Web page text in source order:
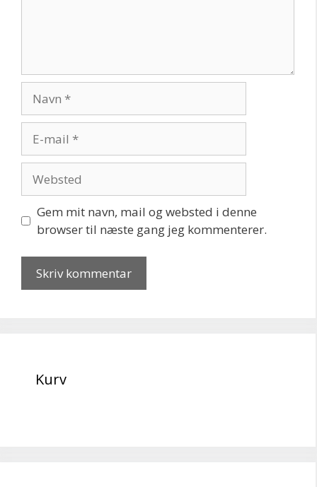
mail
Gem mit navn, mail og websted i denne
browser til næste gang jeg kommenterer.
Kurv